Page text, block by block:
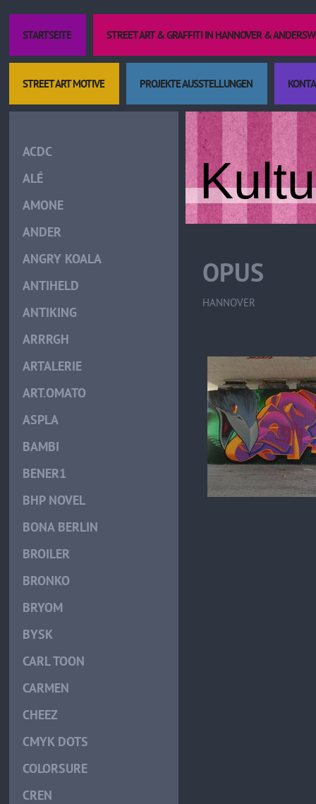
STARTSEITE STREET ART & GRAFFITI IN HANNOVER &
STREET ART MOTIVE PROJEKTE AUSSTELLUNGEN
ACDC
ALÉ
AMONE
ANDER
ANGRY KOALA
ANTIHELD
ANTIKING
ARRRGH
ARTALERIE
ART.OMATO
ASPLA
BAMBI
BENER1
BHP NOVEL
BONA BERLIN
BROILER
BRONKO
BRYOM
BYSK
CARL TOON
CARMEN
CHEEZ
CMYK DOTS
COLORSURE
CREN
OPUS
HANNOVER